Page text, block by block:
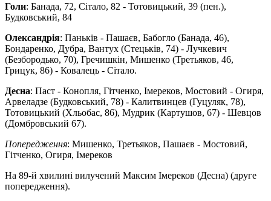
Голи: Банада, 72, Сітало, 82 - Тотовицький, 39 (пен.),
Будковський, 84
Олександрія: Паньків - Пашаєв, Бабогло (Банада, 46),
Бондаренко, Дубра, Вантух (Стецьків, 74) - Лучкевич
(Безбородько, 70), Гречишкін, Мишенко (Третьяков, 46,
Грицук, 86) - Ковалець - Сітало.
Десна: Паст - Конопля, Гітченко, Імереков, Мостовий - Огиря,
Арвеладзе (Будковський, 78) - Калитвинцев (Гуцуляк, 78),
Тотовицький (Хльобас, 86), Мудрик (Картушов, 67) - Шевцов
(Домбровський 67).
Попередження: Мишенко, Третьяков, Пашаєв - Мостовий,
Гітченко, Огиря, Імереков
На 89-й хвилині вилучений Максим Імереков (Десна) (друге
попередження).